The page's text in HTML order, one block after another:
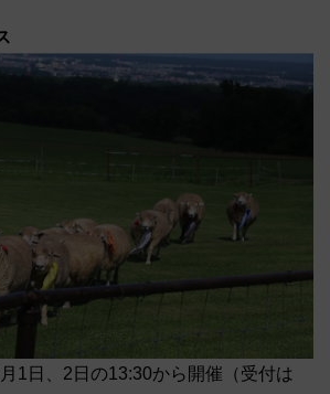
1日、2日の13:30から開催（受付は